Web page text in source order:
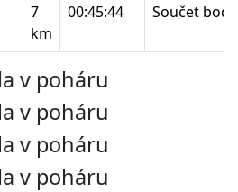
7
km
00:45:44 Součet
v poháru
v poháru
v poháru
v poháru